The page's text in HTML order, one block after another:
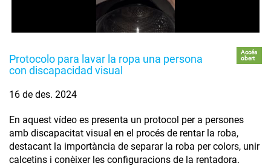
Protocolo para lavar la ropa una persona
con discapacidad visual
Accés
obert
16 de des. 2024
En aquest vídeo es presenta un protocol per a persones
amb discapacitat visual en el procés de rentar la roba,
destacant la importància de separar la roba per colors, unir
calcetins i conèixer les configuracions de la rentadora.